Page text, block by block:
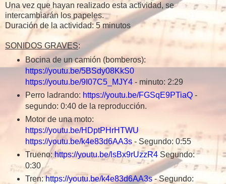
Una vez que hayan realizado esta actividad, se
intercambiarán los papeles.
Duración de la actividad: 5 minutos
SONIDOS GRAVES:
Bocina de un camión (bomberos):
https://youtu.be/5BSdy08KkS0
https://youtu.be/9I07C5_MJY4- minuto: 2:29
Perro ladrando: https://youtu.be/FGSqE9PTiaQ-
segundo: 0:40 de la reproducción.
Motor de una moto:
https://youtu.be/HDptPHrHTWU
https://youtu.be/k4e83d6AA3s- Segundo: 0:55
Trueno:https://youtu.be/lsBx9rUzzR4Segundo:
0:30
Tren:https://youtu.be/k4e83d6AA3s- Segundo: